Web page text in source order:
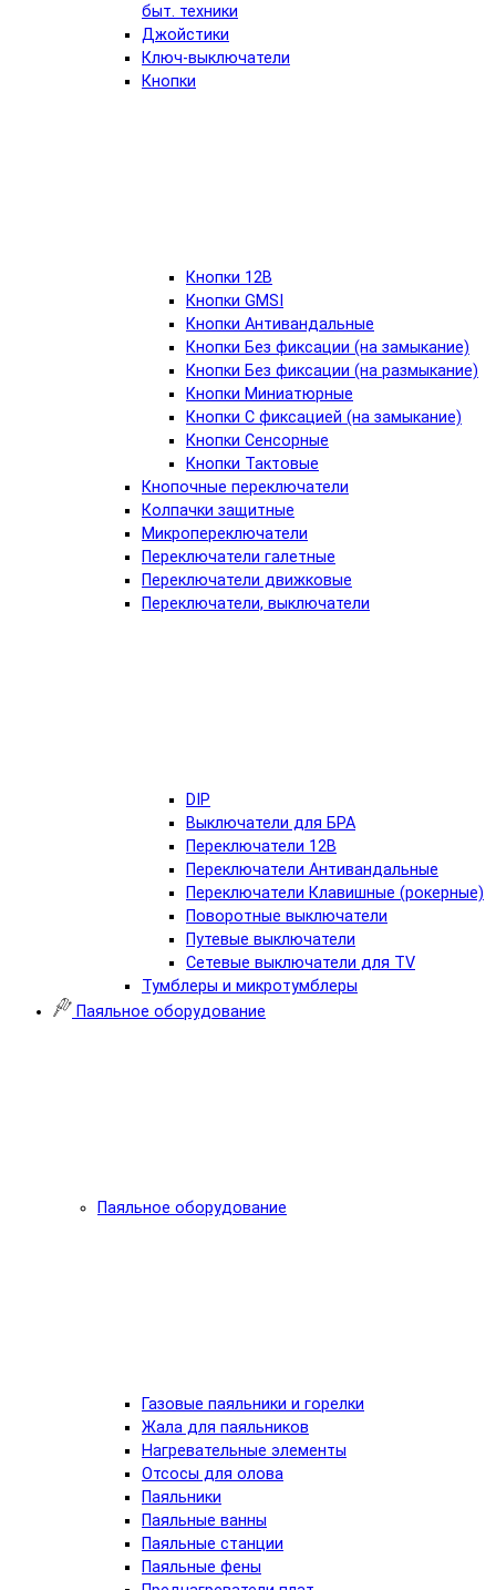
быт. техники
Джойстики
Ключ-выключатели
Кнопки
Кнопки 12В
Кнопки GMSI
Кнопки Антивандальные
Кнопки Без фиксации (на замыкание)
Кнопки Без фиксации (на размыкание)
Кнопки Миниатюрные
Кнопки С фиксацией (на замыкание)
Кнопки Сенсорные
Кнопки Тактовые
Кнопочные переключатели
Колпачки защитные
Микропереключатели
Переключатели галетные
Переключатели движковые
Переключатели, выключатели
DIP
Выключатели для БРА
Переключатели 12В
Переключатели Антивандальные
Переключатели Клавишные (рокерные)
Поворотные выключатели
Путевые выключатели
Сетевые выключатели для TV
Тумблеры и микротумблеры
Паяльное оборудование
Паяльное оборудование
Газовые паяльники и горелки
Жала для паяльников
Нагревательные элементы
Отсосы для олова
Паяльники
Паяльные ванны
Паяльные станции
Паяльные фены